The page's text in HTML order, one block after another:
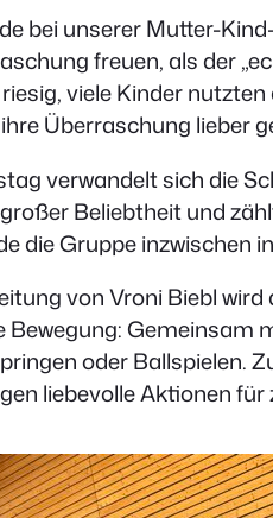
bei unserer Mutter-
freuen, als der
riesig, viele Kinder
Überraschung lieber
verwandelt sich die
Beliebtheit und
die Gruppe inzwischen
von Vroni Biebl
Bewegung: Gemeinsam
oder Ballspielen.
liebevolle Aktionen